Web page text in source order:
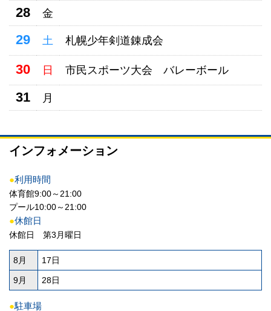
28 金
29 土 札幌少年剣道錬成会
30 日 市民スポーツ大会 バレーボール
31 月
インフォメーション
●利用時間
体育館9:00～21:00
プール10:00～21:00
●休館日
休館日 第3月曜日
8月 17日
9月 28日
●駐車場